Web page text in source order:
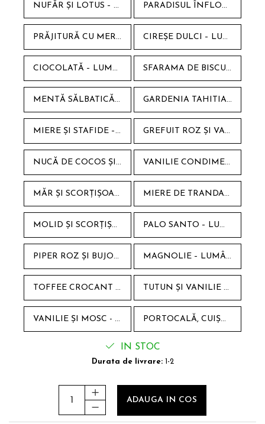
NUFĂR ȘI LOTUS – LUMÂNARE PARFUMATĂ DIN CEARĂ NATURALĂ DE SOIA PARADISUL ÎNFLORIT – LUMÂNARE PARFUMATĂ DIN CEARĂ NATURALĂ DE SOIA, STICLĂ AMBRĂ
PRĂJITURĂ CU MERE – LUMÂNARE PARFUMATĂ DIN CEARĂ NATURALĂ DE SOIA, STICLĂ AMBRĂ CIREȘE DULCI – LUMÂNARE PARFUMATĂ DIN CEARĂ NATURALĂ DE SOIA
CIOCOLATĂ – LUMÂNARE PARFUMATĂ DIN CEARĂ NATURALĂ DE SOIA SFARAMA DE BISCUITI – LUMÂNARE PARFUMATĂ DIN CEARĂ NATURALĂ DE SOIA 210 G, STICLĂ AMBRĂ
MENTĂ SĂLBATICĂ – LUMÂNARE PARFUMATĂ HANDMADE DIN SOIA 210G ÎN RECIPIENT STICLĂ AMBRA GARDENIA TAHITIANĂ – LUMÂNARE PARFUMATĂ DIN CEARĂ NATURALĂ DE SOIA, STICLĂ AMBRĂ
MIERE ȘI STAFIDE – LUMÂNARE PARFUMATĂ DIN CEARĂ NATURALĂ DE SOIA GREFUIT ROZ ȘI VANILIE – LUMÂNARE PARFUMATĂ DIN CEARĂ NATURALĂ DE SOIA, STICLĂ AMBRĂ
NUCĂ DE COCOS ȘI LEMONGRASS – LUMÂNARE PARFUMATĂ DIN CEARĂ NATURALĂ DE SOIA VANILIE CONDIMENTATĂ – LUMÂNARE PARFUMATĂ DIN CEARĂ NATURALĂ DE SOIA, STICLĂ AMBRĂ
MĂR ȘI SCORȚIȘOARĂ - LUMÂNARE PARFUMATĂ DIN CEARĂ DE SOIA, RECIPIENT STICLĂ AMBRA MIERE DE TRANDAFIR ȘI MUȘCATE – LUMÂNARE DIN CEARĂ NATURALĂ DE SOIA
MOLID ȘI SCORȚIȘOARĂ - LUMANÂRE PARFUMATĂ DIN CEARA DE SOIA, RECIPIENT STICLĂ AMBRA PALO SANTO – LUMÂNARE PARFUMATĂ DIN CEARĂ NATURALĂ DE SOIA, STICLĂ AMBRĂ
PIPER ROZ ȘI BUJORI – LUMÂNARE PARFUMATĂ DIN CEARĂ NATURALĂ DE SOIA, STICLĂ AMBRĂ MAGNOLIE – LUMÂNARE PARFUMATĂ DIN CEARĂ NATURALĂ DE SOIA
TOFFEE CROCANT – LUMÂNARE HANDMADE DIN CEARĂ NATURALĂ DE SOIA, STICLĂ AMBRA TUTUN ȘI VANILIE – LUMÂNARE PARFUMATĂ DIN CEARĂ NATURALĂ DE SOIA
VANILIE ȘI MOSC - LUMANARE PARFUMATA DIN CEARA NATURALA DE SOIA, RECIPIENT STICLA AMBRA PORTOCALĂ, CUIȘOASE ȘI SCORȚIȘOARĂ - LUMANARE PARFUMATA DIN CEARA NATURALA DE SOIA
IN STOC
Durata de livrare:1-2
ADAUGA IN COS